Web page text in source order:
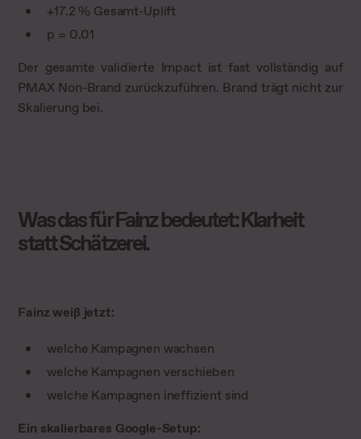
+17.2 % Gesamt-Uplift
p = 0.01
Der gesamte validierte Impact ist fast vollständig auf
PMAX Non-Brand zurückzuführen. Brand trägt nicht zur
Skalierung bei.
Was das für Fainz bedeutet: Klarheit
statt Schätzerei.
Fainz weiß jetzt:
welche Kampagnen wachsen
welche Kampagnen verschieben
welche Kampagnen ineffizient sind
Ein skalierbares Google-Setup: